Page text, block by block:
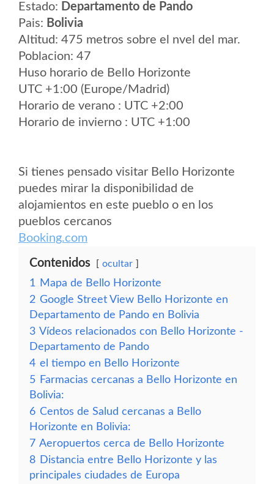
Estado: Departamento de Pando
Pais: Bolivia
Altitud: 475 metros sobre el nvel del mar.
Poblacion: 47
Huso horario de Bello Horizonte
UTC +1:00 (Europe/Madrid)
Horario de verano : UTC +2:00
Horario de invierno : UTC +1:00
Si tienes pensado visitar Bello Horizonte
puedes mirar la disponibilidad de
alojamientos en este pueblo o en los
pueblos cercanos
Booking.com
Contenidos ocultar
1
Mapa de Bello Horizonte
2 Google Street View Bello Horizonte en
Departamento de Pando en Bolivia
3 Vídeos relacionados con Bello Horizonte -
Departamento de Pando
4 el tiempo en Bello Horizonte
5 Farmacias cercanas a Bello Horizonte en
Bolivia:
6 Centos de Salud cercanas a Bello
Horizonte en Bolivia:
7 Aeropuertos cerca de Bello Horizonte
8 Distancia entre Bello Horizonte y las
principales ciudades de Europa